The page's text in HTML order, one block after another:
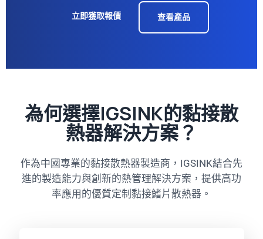
立即獲取報價 查看產品
為何選擇IGSINK的黏接散
熱器解決方案？
作為中國專業的黏接散熱器製造商，IGSINK結合先
進的製造能力與創新的熱管理解決方案，提供高功
率應用的優質定制黏接鰭片散熱器。